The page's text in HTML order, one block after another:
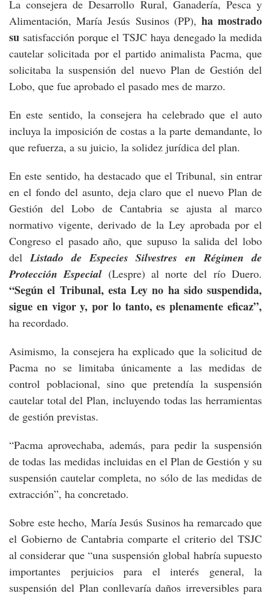
La consejera de Desarrollo Rural, Ganadería, Pesca y
Alimentación, María Jesús Susinos (PP), ha mostrado
su satisfacción porque el TSJC haya denegado la medida
cautelar solicitada por el partido animalista Pacma, que
solicitaba la suspensión del nuevo Plan de Gestión del
Lobo, que fue aprobado el pasado mes de marzo.
En este sentido, la consejera ha celebrado que el auto
incluya la imposición de costas a la parte demandante, lo
que refuerza, a su juicio, la solidez jurídica del plan.
En este sentido, ha destacado que el Tribunal, sin entrar
en el fondo del asunto, deja claro que el nuevo Plan de
Gestión del Lobo de Cantabria se ajusta al marco
normativo vigente, derivado de la Ley aprobada por el
Congreso el pasado año, que supuso la salida del lobo
delListado de Especies Silvestres en Régimen de
Protección Especial (Lespre) al norte del río Duero.
“Según el Tribunal, esta Ley no ha sido suspendida,
sigue en vigor y, por lo tanto, es plenamente eficaz”,
ha recordado.
Asimismo, la consejera ha explicado que la solicitud de
Pacma no se limitaba únicamente a las medidas de
control poblacional, sino que pretendía la suspensión
cautelar total del Plan, incluyendo todas las herramientas
de gestión previstas.
“Pacma aprovechaba, además, para pedir la suspensión
de todas las medidas incluidas en el Plan de Gestión y su
suspensión cautelar completa, no sólo de las medidas de
extracción”, ha concretado.
Sobre este hecho, María Jesús Susinos ha remarcado que
el Gobierno de Cantabria comparte el criterio del TSJC
al considerar que “una suspensión global habría supuesto
importantes perjuicios para el interés general, la
suspensión del Plan conllevaría daños irreversibles para